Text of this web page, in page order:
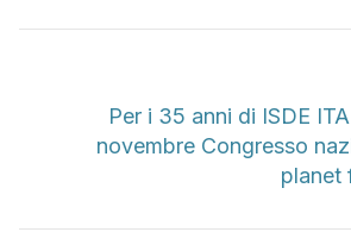
Per i 35 anni di ISDE
novembre Congresso
planet